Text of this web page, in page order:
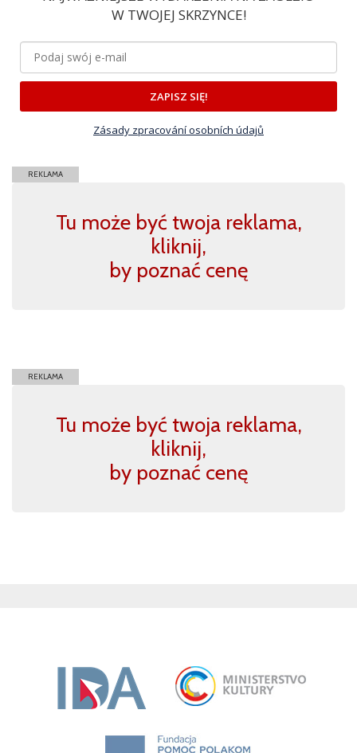
W TWOJEJ SKRZYNCE!
ZAPISZ SIĘ!
Zásady zpracování osobních údajů
REKLAMA
Tu może być twoja reklama,
kliknij,
by poznać cenę
REKLAMA
Tu może być twoja reklama,
kliknij,
by poznać cenę